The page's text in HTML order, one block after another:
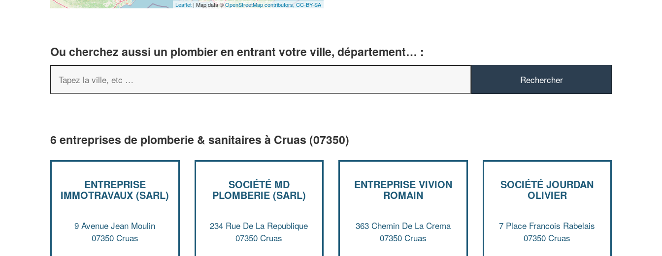
Leaflet | Map data ©OpenStreetMap contributors, CC-BY-SA
Ou cherchez aussi un plombier en entrant votre ville, département… :
6 entreprises de plomberie & sanitaires à Cruas (07350)
ENTREPRISE
IMMOTRAVAUX (SARL)
9 Avenue Jean Moulin
07350 Cruas
SOCIÉTÉ MD
PLOMBERIE (SARL)
234 Rue De La Republique
07350 Cruas
ENTREPRISE VIVION
ROMAIN
363 Chemin De La Crema
07350 Cruas
SOCIÉTÉ JOURDAN
OLIVIER
7 Place Francois Rabelais
07350 Cruas